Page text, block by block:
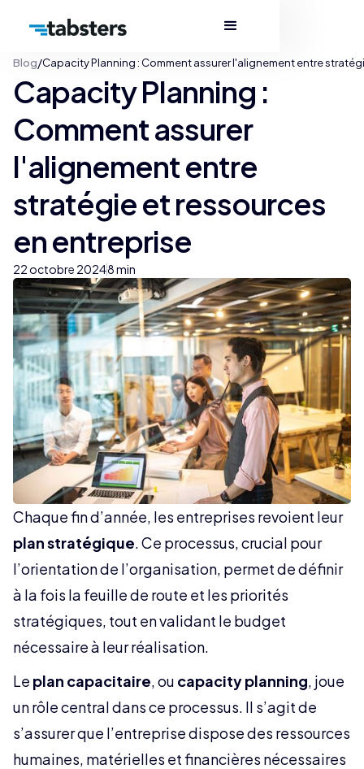
Blog/Capacity Planning : Comment assurer l'alignement entre
Capacity Planning :
Comment assurer
l'alignement entre
stratégie et ressources
en entreprise
22 octobre 20248 min
Chaque fin d’année, les entreprises revoient leur
plan stratégique. Ce processus, crucial pour
l’orientation de l’organisation, permet de définir
à la fois la feuille de route et les priorités
stratégiques, tout en validant le budget
nécessaire à leur réalisation.
Le plan capacitaire, ou capacity planning, joue
un rôle central dans ce processus. Il s’agit de
s’assurer que l’entreprise dispose des ressources
humaines, matérielles et financières nécessaires